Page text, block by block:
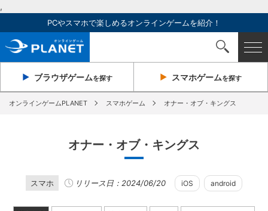
,
PCやスマホで楽しめるオンラインゲームを紹介！
ブラウザゲームを探す スマホゲームを探す
オンラインゲームPLANET スマホゲーム オナー・オブ・キングス
オナー・オブ・キングス
スマホ リリース日：2024/06/20 iOS android